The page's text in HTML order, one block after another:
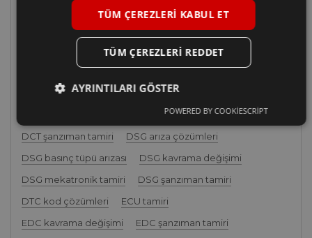
bahçeşehir araba tamircisi
bahçeşehir motor arızası
bahçeşehir oto elektrikçi
bahçeşehir oto tamir
başakşehir en iyi oto tamirci
başakşehir oto servis
Başakşehir oto tamir
Başakşehir oto tamirci
başakşehir sanayi oto tamir
başakşehir teknik servis
DCT kavrama değişimi
DCT şanzıman tamiri
DSG arıza çözümleri
DSG basınç tüpü arızası
DSG kavrama değişimi
DSG mekatronik tamiri
DSG şanzıman tamiri
DTC kod çözümleri
ECU tamiri
EDC kavrama değişimi
EDC şanzıman tamiri
TÜM ÇEREZLERI KABUL ET
TÜM ÇEREZLERI REDDET
AYRINTILARI GÖSTER
POWERED BY COOKIESCRIPT